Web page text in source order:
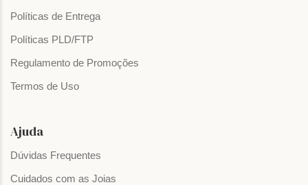
Políticas de Entrega
Políticas PLD/FTP
Regulamento de Promoções
Termos de Uso
Ajuda
Dúvidas Frequentes
Cuidados com as Joias